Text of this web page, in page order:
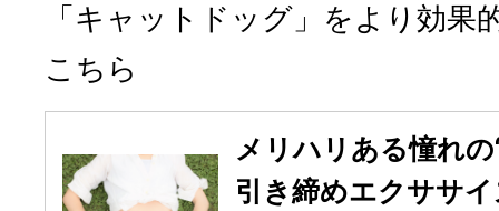
「キャットドッグ」をより効果
こちら
メリハリある憧れ
引き締めエクササ